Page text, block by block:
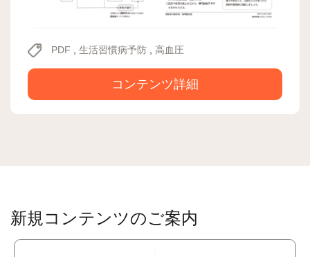
PDF , 生活習慣病予防 , 高血圧
コンテンツ詳細
新規コンテンツのご案内